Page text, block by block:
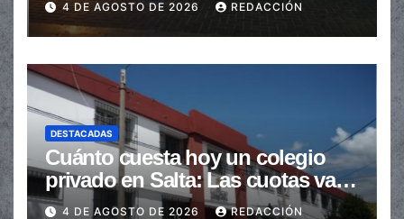
4 DE AGOSTO DE 2026 REDACCIÓN
DESTACADAS
Cuánto cuesta hoy un colegio
privado en Salta: Las cuotas van
de $110.000 a más de $600.000
4 DE AGOSTO DE 2026 REDACCIÓN